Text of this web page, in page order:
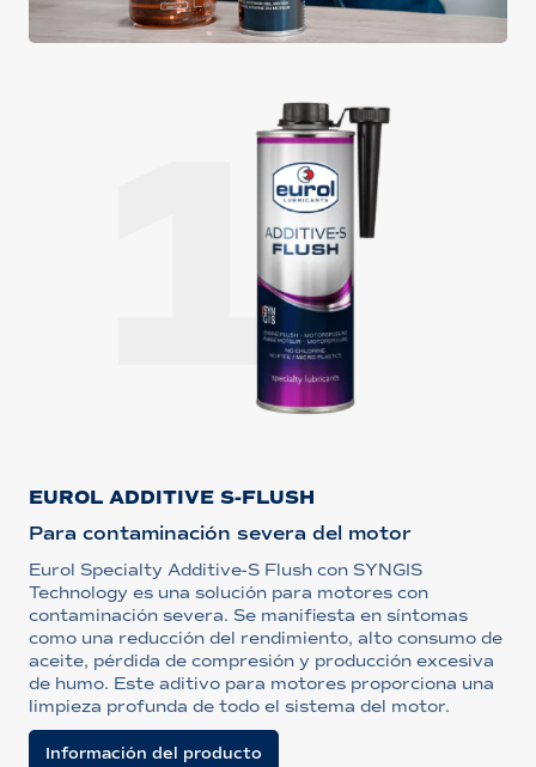
EUROL ADDITIVE S-FLUSH
Para contaminación severa del motor
Eurol Specialty Additive-S Flush con SYNGIS
Technology es una solución para motores con
contaminación severa. Se manifiesta en síntomas
como una reducción del rendimiento, alto consumo de
aceite, pérdida de compresión y producción excesiva
de humo. Este aditivo para motores proporciona una
limpieza profunda de todo el sistema del motor.
Información del producto